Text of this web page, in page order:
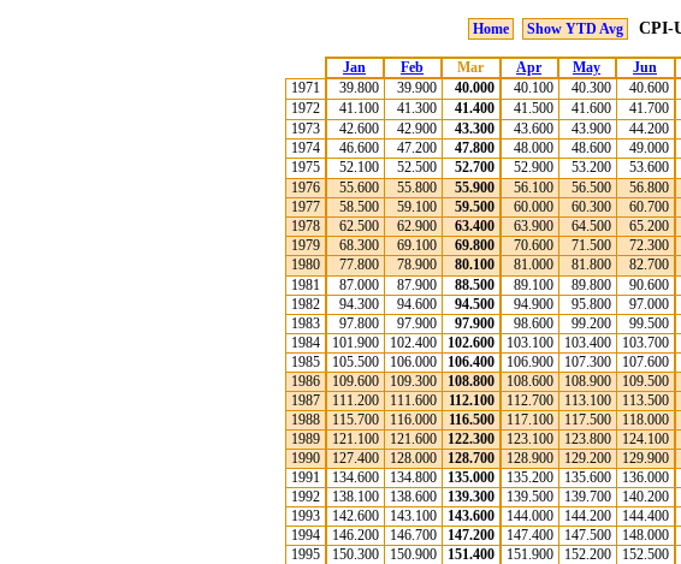
Home Show YTD Avg CPI-
Jan Feb Mar Apr May Jun
1971
39.800 39.900 40.000 40.100 40.300 40.600
1972 41.100 41.300 41.400 41.500 41.600 41.700
1973 42.600 42.900 43.300 43.600 43.900 44.200
1974
46.600 47.200 47.800 48.000 48.600 49.000
1975
52.100 52.500 52.700 52.900 53.200 53.600
1976 55.600 55.800 55.900 56.100 56.500 56.800
1977
58.500 59.100 59.500 60.000 60.300 60.700
1978
62.500 62.900 63.400 63.900 64.500 65.200
1979
68.300 69.100 69.800 70.600 71.500 72.300
1980
77.800 78.900 80.100 81.000 81.800 82.700
1981 87.000 87.900 88.500 89.100 89.800 90.600
1982
94.300 94.600 94.500 94.900 95.800 97.000
1983
97.800 97.900 97.900 98.600 99.200 99.500
1984
101.900 102.400 102.600 103.100 103.400 103.700
1985
105.500 106.000 106.400 106.900 107.300 107.600
1986
109.600 109.300 108.800 108.600 108.900 109.500
1987
111.200 111.600 112.100 112.700 113.100 113.500
1988
115.700 116.000 116.500 117.100 117.500 118.000
1989
121.100 121.600 122.300 123.100 123.800 124.100
1990
127.400 128.000 128.700 128.900 129.200 129.900
1991
134.600 134.800 135.000 135.200 135.600 136.000
1992
138.100 138.600 139.300 139.500 139.700 140.200
1993
142.600 143.100 143.600 144.000 144.200 144.400
1994
146.200 146.700 147.200 147.400 147.500 148.000
1995
150.300 150.900 151.400 151.900 152.200 152.500